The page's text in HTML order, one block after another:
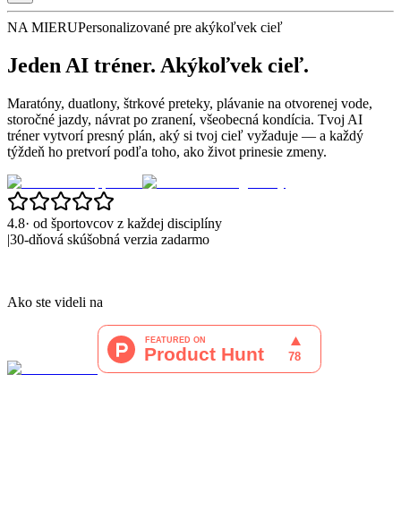
NA MIERUPersonalizované pre akýkoľvek cieľ
Jeden AI tréner. Akýkoľvek cieľ.
Maratóny, duatlony, štrkové preteky, plávanie na otvorenej vode,
storočné jazdy, návrat po zranení, všeobecná kondícia. Tvoj AI
tréner vytvorí presný plán, aký si tvoj cieľ vyžaduje — a každý
týždeň ho pretvorí podľa toho, ako život prinesie zmeny.
4.8· od športovcov z každej disciplíny
|30-dňová skúšobná verzia zadarmo
Ako ste videli na